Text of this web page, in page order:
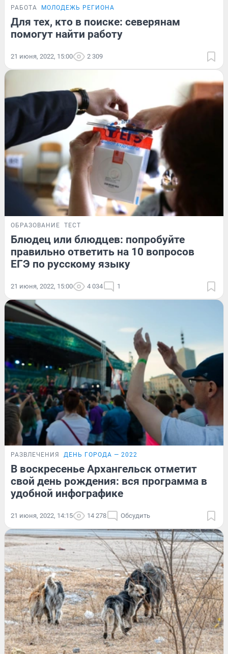
РАБОТА МОЛОДЕЖЬ РЕГИОНА
Для тех, кто в поиске: северянам
помогут найти работу
21 июня, 2022, 15:00 2 309
ОБРАЗОВАНИЕ ТЕСТ
Блюдец или блюдцев: попробуйте
правильно ответить на 10 вопросов
ЕГЭ по русскому языку
21 июня, 2022, 15:00 4 034 1
РАЗВЛЕЧЕНИЯ ДЕНЬ ГОРОДА — 2022
В воскресенье Архангельск отметит
свой день рождения: вся программа в
удобной инфографике
21 июня, 2022, 14:15 14 278 Обсудить